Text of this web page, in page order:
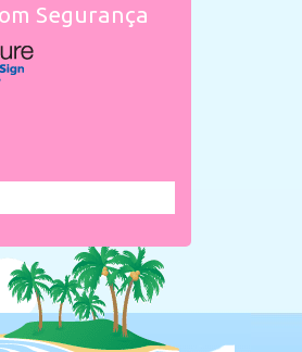
Segurança